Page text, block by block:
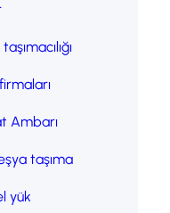
Ambarı
taşıma
yük